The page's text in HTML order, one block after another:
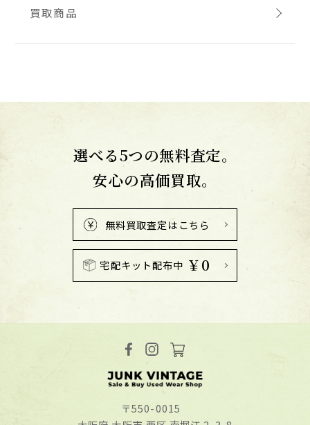
買取商品
選べる5つの無料査定。
安心の高価買取。
無料買取査定はこちら
宅配キット配布中 ￥0
〒550-0015